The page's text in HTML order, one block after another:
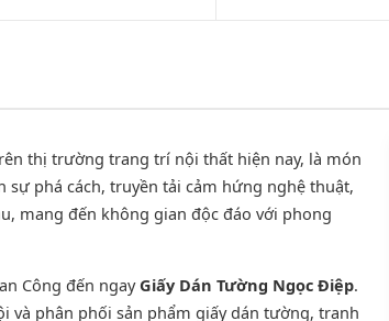
thị trường trang trí nội thất hiện nay, là món
phá cách, truyền tải cảm hứng nghệ thuật,
mang đến không gian độc đáo với phong
Công đến ngayGiấy Dán Tường Ngọc Điệp.
và phân phối sản phẩm giấy dán tường, tranh